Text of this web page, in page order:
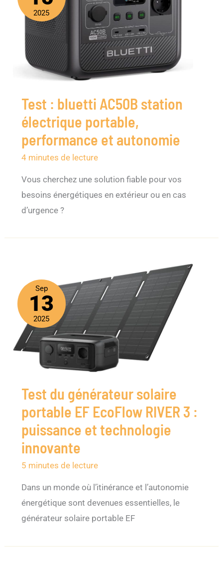
2025
Test : bluetti AC50B station
électrique portable,
performance et autonomie
4 minutes de lecture
Vous cherchez une solution fiable pour vos
besoins énergétiques en extérieur ou en cas
d’urgence ?
Sep
13
2025
Test du générateur solaire
portable EF EcoFlow RIVER 3 :
puissance et technologie
innovante
5 minutes de lecture
Dans un monde où l’itinérance et l’autonomie
énergétique sont devenues essentielles, le
générateur solaire portable EF